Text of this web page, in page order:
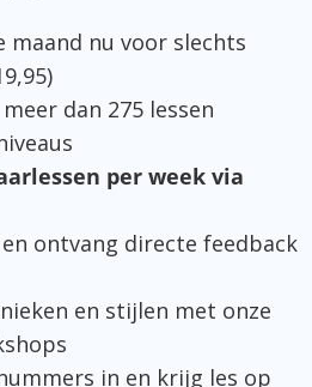
maand nu voor slechts
dan 275 lessen
per week via
ontvang directe feedback
en stijlen met onze
in en krijg les op